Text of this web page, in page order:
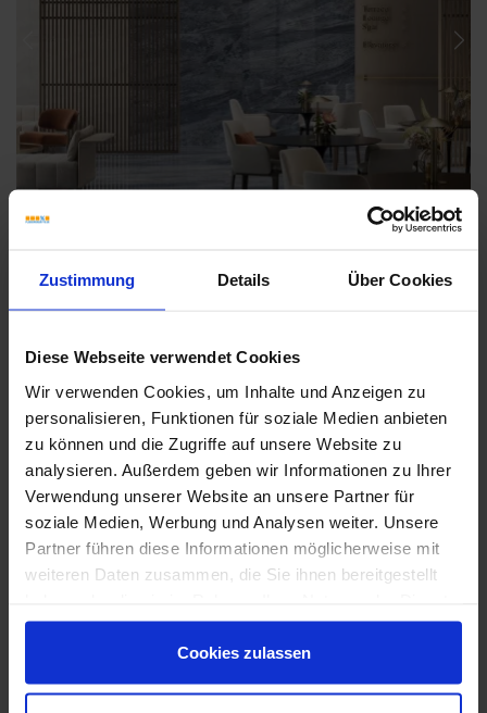
Zustimmung Details Über Cookies
Diese Webseite verwendet Cookies
Wir verwenden Cookies, um Inhalte und Anzeigen zu
personalisieren, Funktionen für soziale Medien anbieten
zu können und die Zugriffe auf unsere Website zu
analysieren. Außerdem geben wir Informationen zu Ihrer
Verwendung unserer Website an unsere Partner für
soziale Medien, Werbung und Analysen weiter. Unsere
Partner führen diese Informationen möglicherweise mit
weiteren Daten zusammen, die Sie ihnen bereitgestellt
gesammelt haben.
Cookies zulassen
Weitere Serien von Sant Agostino
Fliesenkleber
Showroom Showroom